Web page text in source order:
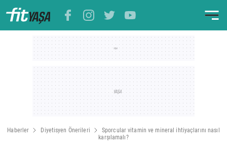
Haberler Diyetisyen Önerileri
Sporcular vitamin ve mineral ihtiyaçlarını nasıl
karşılamalı?